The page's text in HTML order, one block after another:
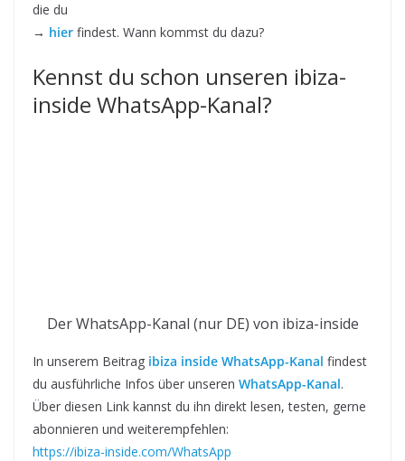
die du
→ hier findest. Wann kommst du dazu?
Kennst du schon unseren ibiza-
inside WhatsApp-Kanal?
Der WhatsApp-Kanal (nur DE) von ibiza-inside
In unserem Beitrag ibiza inside WhatsApp-Kanal findest
du ausführliche Infos über unseren WhatsApp-Kanal.
Über diesen Link kannst du ihn direkt lesen, testen, gerne
abonnieren und weiterempfehlen:
https://ibiza-inside.com/WhatsApp